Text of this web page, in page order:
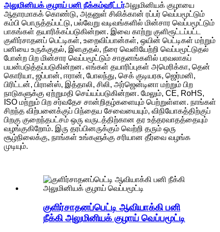
அலுமினியக் குழாய் பனி நீக்கம்ஹீட்டர்அலுமினியக் குழாயை
ஆதாரமாகக் கொண்டு, அதனுள் சிலிக்கான் ரப்பர் வெப்பமூட்டும்
கம்பி பொருத்தப்பட்டு, பல்வேறு வடிவங்களில் மின்சார வெப்பமூட்டும்
பாகங்கள் தயாரிக்கப்படுகின்றன. இவை காற்று குளிரூட்டப்பட்ட
குளிர்சாதனப் பெட்டிகள், உறைவிப்பான்கள், ஒயின் பெட்டிகள் மற்றும்
பனியை உருக்குதல், இளகுதல், நீரை வெளியேற்றி வெப்பமூட்டுதல்
போன்ற பிற மின்சார வெப்பமூட்டும் சாதனங்களில் பரவலாகப்
பயன்படுத்தப்படுகின்றன. எங்கள் தயாரிப்புகள் அமெரிக்கா, தென்
கொரியா, ஜப்பான், ஈரான், போலந்து, செக் குடியரசு, ஜெர்மனி,
பிரிட்டன், பிரான்ஸ், இத்தாலி, சிலி, அர்ஜென்டினா மற்றும் பிற
நாடுகளுக்கு ஏற்றுமதி செய்யப்படுகின்றன. மேலும், CE, RoHS,
ISO மற்றும் பிற சர்வதேச சான்றிதழ்களையும் பெற்றுள்ளன. நாங்கள்
சிறந்த விற்பனைக்குப் பிந்தைய சேவையையும், விநியோகத்திற்குப்
பிறகு குறைந்தபட்சம் ஒரு வருடத்திற்கான தர உத்தரவாதத்தையும்
வழங்குகிறோம். இரு தரப்பினருக்கும் வெற்றி தரும் ஒரு
சூழ்நிலைக்கு, நாங்கள் உங்களுக்கு சரியான தீர்வை வழங்க
முடியும்.
குளிர்சாதனப்பெட்டி ஆவியாக்கி பனி
நீக்கி அலுமினியக் குழாய் வெப்பமூட்டி